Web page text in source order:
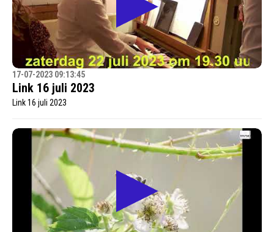
17-07-2023 09:13:45
Link 16 juli 2023
Link 16 juli 2023